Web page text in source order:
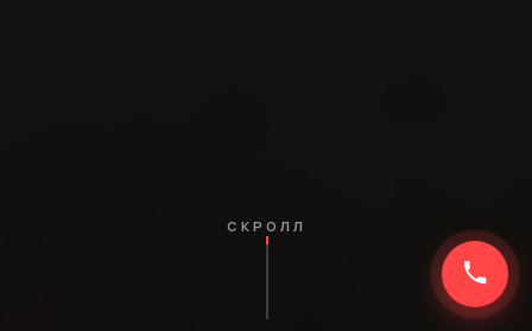
СКРОЛЛ